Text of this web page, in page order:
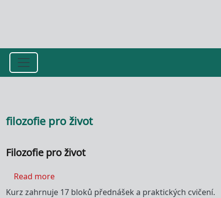
Přejít k hlavnímu obsahu
filozofie pro život
Filozofie pro život
Read moreabout Filozofie pro život
Kurz zahrnuje 17 bloků přednášek a praktických cvičení.